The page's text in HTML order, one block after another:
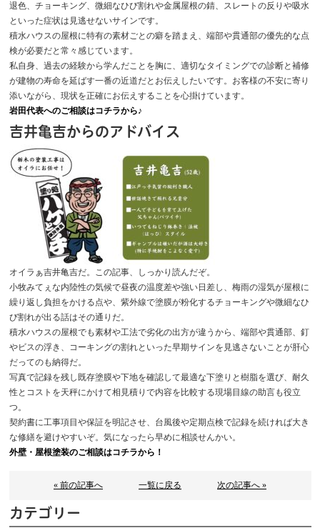
退色、チョーキング、微細なひび割れや金属屋根の錆、スレートの反りや吸水
といった症状は見逃せないサインです。
積水ハウスの屋根に特有の素材ごとの癖を踏まえ、端部や貫通部の優先的な点
検が必要だと常々感じています。
私自身、過去の経験から学んだことを胸に、適切なタイミングでの診断と補修
が建物の寿命を延ばす一番の近道だとお伝えしたいです。お客様の不安に寄り
添いながら、現状を正確にお伝えすることを心掛けています。
岩田代表へのご相談はコチラから♪
吉井亀吉からのアドバイス
オイラぁ吉井亀吉だ。この記事、しっかり読んだぞ。
小牧みてぇな内陸性の気候で昼夜の温度差や強い日差し、梅雨の湿気が屋根に
繰り返し負担をかける点や、紫外線で塗膜が粉化するチョーキングや微細なひ
び割れが出る話はその通りだ。
積水ハウスの屋根でも素材や工法で劣化の出方が違うから、端部や貫通部、釘
やビスの浮き、コーキングの割れといった早期サインを見逃さないことが肝心
だってのも納得だ。
写真で記録を残し既存塗膜や下地を確認して最適な下塗りと樹脂を選び、耐久
性とコストを天秤にかけて相見積りで内容を比較する現場目線の助言も役立
つ。
契約書に工事項目や保証を明記させ、台風後や定期点検で記録を続ければ大き
な修繕を避けやすいぞ。気になったら早めに相談せんかい。
外壁・屋根塗装のご相談はコチラから！
« 前の記事へ 一覧に戻る 次の記事へ »
カテゴリー